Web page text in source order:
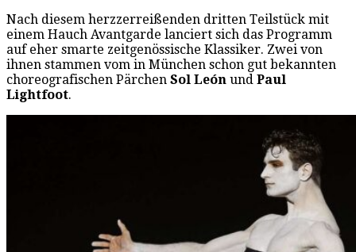
Nach diesem herzzerreißenden dritten Teilstück mit
einem Hauch Avantgarde lanciert sich das Programm
auf eher smarte zeitgenössische Klassiker. Zwei von
ihnen stammen vom in München schon gut bekannten
choreografischen Pärchen Sol León und Paul
Lightfoot.